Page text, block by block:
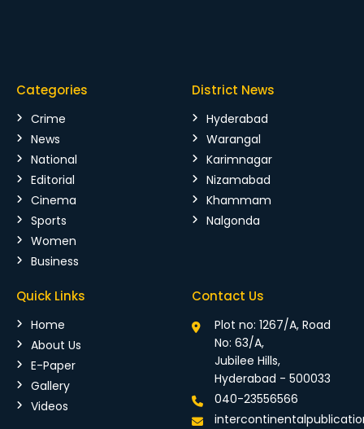
Categories
Crime
News
National
Editorial
Cinema
Sports
Women
Business
District News
Hyderabad
Warangal
Karimnagar
Nizamabad
Khammam
Nalgonda
Quick Links
Home
About Us
E-Paper
Gallery
Videos
Contact Us
Plot no: 1267/A, Road
No: 63/A,
Jubilee Hills,
Hyderabad - 500033
040-23556566